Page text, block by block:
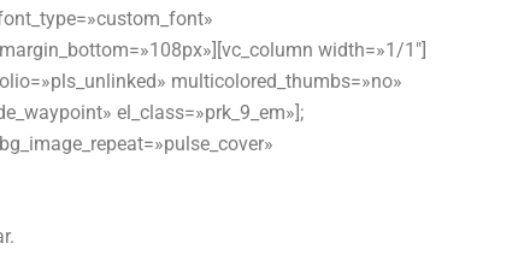
width=»1/1″]
multicolored_thumbs=»no»
el_class=»prk_9_em»];